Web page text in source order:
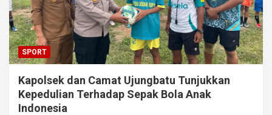
SPORT
Kapolsek dan Camat Ujungbatu Tunjukkan
Kepedulian Terhadap Sepak Bola Anak
Indonesia